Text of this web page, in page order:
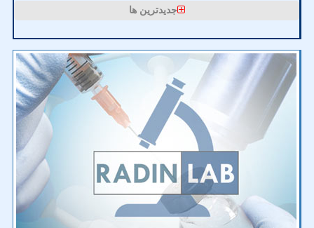
جدیدترین ها